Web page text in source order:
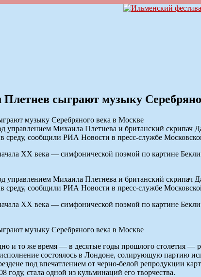
сыграют музыку
управлением Михаила Плетнева и британский скрипач
среду, сообщили РИА Новости в пресс-службе
ХХ века — симфонической поэмой по картине
управлением Михаила Плетнева и британский скрипач
среду, сообщили РИА Новости в пресс-службе
ХХ века — симфонической поэмой по картине
и то же время — в десятые годы прошлого столетия —
состоялось в Лондоне, солирующую партию
под впечатлением от черно-белой репродукции
году, стала одной из кульминаций его творчества.